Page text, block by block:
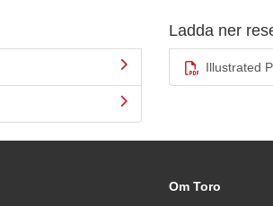
Ladda ner
Illustrated
Om Toro